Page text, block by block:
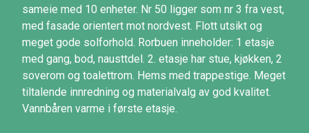
sameie med 10 enheter. Nr 50 ligger som nr 3 fra vest,
med fasade orientert mot nordvest. Flott utsikt og
meget gode solforhold. Rorbuen inneholder: 1 etasje
med gang, bod, nausttdel. 2. etasje har stue, kjøkken, 2
soverom og toalettrom. Hems med trappestige. Meget
tiltalende innredning og materialvalg av god kvalitet.
Vannbåren varme i første etasje.